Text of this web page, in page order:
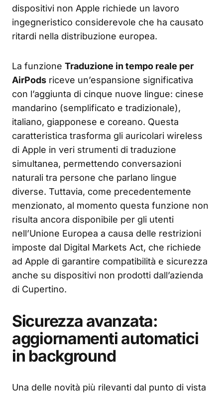
dispositivi non Apple richiede un lavoro
ingegneristico considerevole che ha causato
ritardi nella distribuzione europea.
La funzione Traduzione in tempo reale per
AirPods riceve un’espansione significativa
con l’aggiunta di cinque nuove lingue: cinese
mandarino (semplificato e tradizionale),
italiano, giapponese e coreano. Questa
caratteristica trasforma gli auricolari wireless
di Apple in veri strumenti di traduzione
simultanea, permettendo conversazioni
naturali tra persone che parlano lingue
diverse. Tuttavia, come precedentemente
menzionato, al momento questa funzione non
risulta ancora disponibile per gli utenti
nell’Unione Europea a causa delle restrizioni
imposte dal Digital Markets Act, che richiede
ad Apple di garantire compatibilità e sicurezza
anche su dispositivi non prodotti dall’azienda
di Cupertino.
Sicurezza avanzata:
aggiornamenti automatici
in background
Una delle novità più rilevanti dal punto di vista